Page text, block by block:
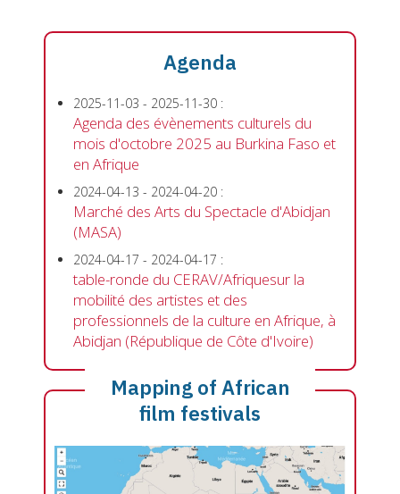
Agenda
2025-11-03 - 2025-11-30 :
Agenda des évènements culturels du
mois d'octobre 2025 au Burkina Faso et
en Afrique
2024-04-13 - 2024-04-20 :
Marché des Arts du Spectacle d'Abidjan
(MASA)
2024-04-17 - 2024-04-17 :
table-ronde du CERAV/Afriquesur la
mobilité des artistes et des
professionnels de la culture en Afrique, à
Abidjan (République de Côte d'Ivoire)
Mapping of African
film festivals